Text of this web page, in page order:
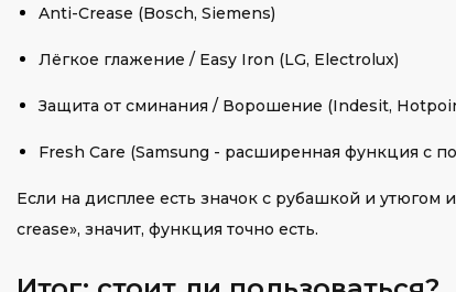
Anti-Crease (Bosch, Siemens)
Лёгкое глажение / Easy Iron (LG, Electrolux)
Защита от сминания / Ворошение (Indesit,
Fresh Care (Samsung - расширенная функция с
Если на дисплее есть значок с рубашкой и утюгом
crease», значит, функция точно есть.